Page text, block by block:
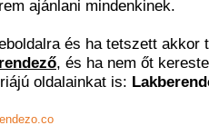
ajánlani mindenkinek.
és ha tetszett akkor
, és ha nem őt
oldalainkat is: